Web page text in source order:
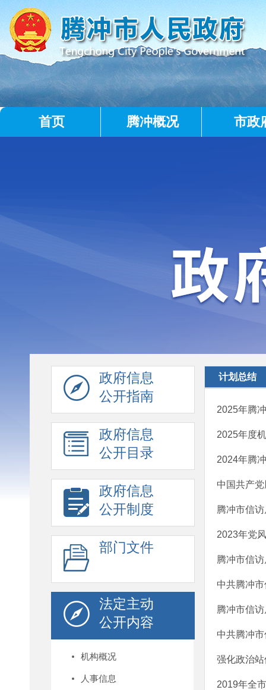
首页 腾冲概况 市政
政府信息
公开指南
政府信息
公开目录
政府信息
公开制度
部门文件
法定主动
公开内容
机构概况
人事信息
计划总结
2025年腾
2025年度
2024年腾
中国共产
腾冲市信
2023年党
腾冲市信
中共腾冲
腾冲市信
中共腾冲
强化政治
2019年全